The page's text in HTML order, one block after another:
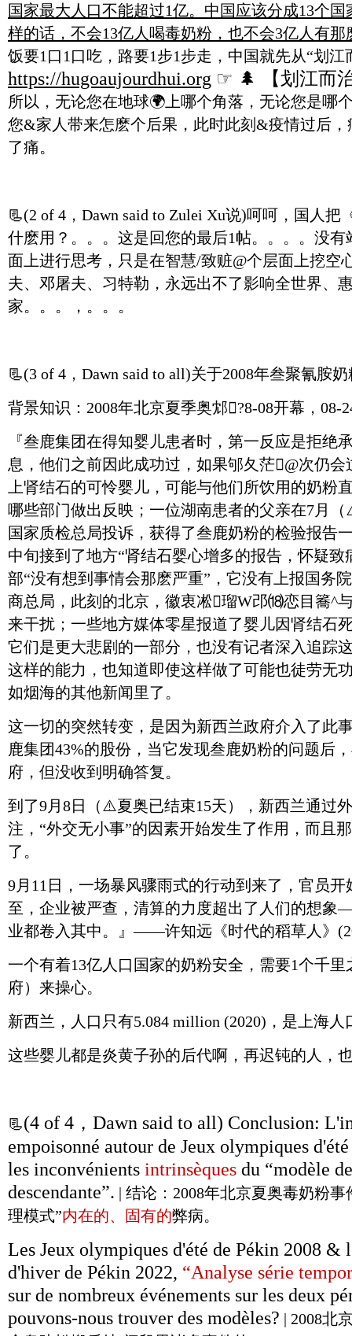
国家最大人口不能超过1亿。中国应该分成13个
样的话，不会13亿人喝毒奶粉，也不会3亿人有那
饭要1口1口吃，路要1步1步走，中国就先从“划江
https://hugoaujourdhui.org ☞ 🌲 【划江而
所以，无论您在地球🌍上哪个角落，无论您是哪
您&家人带来怎麽个后果，此时此刻&疫情过后
了痛。
📃(2 of 4，Dawn said to Zulei Xu说)呵呵，国人
什麽用？。。。这是回您的最后1帖。。。。没
面上进行思考，只是在智慧/致赃@个层面上挖空
夫、邓屠夫、习特勒，永远出不了影响全世界、
家。。。，。。。
📃(3 of 4，Dawn said to all)关于2008年叁聚氰胺
背景知识：2008年北京夏季奥邥?8-08开幕，08-
『叁鹿集团在得知婴儿患者时，第一反应是拒绝
息，他们之前因此成功过，如果邭夂茫@次仍
上肾结石的可怜婴儿，可能与他们所饮用的奶粉
哪些部门做出反映；一位湖南患者的父亲在7月（
国家质检总局投诉，获得了叁鹿奶粉的检验报告
中旬接到了地方“肾结石婴心增多的报告，怀疑
部“没有想到事情会那麽严重”，它没有上报国务
商总局，此刻的北京，徽衷凇瑠W邔⒅恋目簥^
来干扰；一些地方媒体零星报道了婴儿因肾结石
它们是更大悲剧的一部分，也没有记者深入追踪
这样的能力，也知道即使这样做了可能也徒劳无
如烟海的其他新闻里了。
这一切的突然转变，是因为新西兰政府介入了此
鹿集团43%的股份，当它发现叁鹿奶粉的问题后
府，但没收到明确答复。
到了9月8日（ ⚠️夏奥已结束15天），新西兰通过
注，“外交无小事”的因素开始发生了作用，而且
了。
9月11日，一场暴风骤雨式的行动到来了，官员
至，企业被严查，清算的力度超出了人们的想
业都卷入其中。』——许知远《时代的稻草人》
一个有着13亿人口国家的奶粉安全，需要1个千
府）来操心。
新西兰，人口只有5.084 million (2020)，是上海人
这些婴儿都是炎黄子孙的后代啊，再迟钝的人，
📃(4 of 4，Dawn said to all) Conclusion:
empoisonné autour de Jeux olympiques
les inconvénients intrinsèques du “modèle
descendante”. | 结论：2008年北京夏奥毒奶粉事
理模式”内在的、固有的弊病。
Les Jeux olympiques d'été de Pékin 2008 &
d'hiver de Pékin 2022, “Analyse série
sur de nombreux événements sur les deux
pouvons-nous trouver des modèles? | 2008北